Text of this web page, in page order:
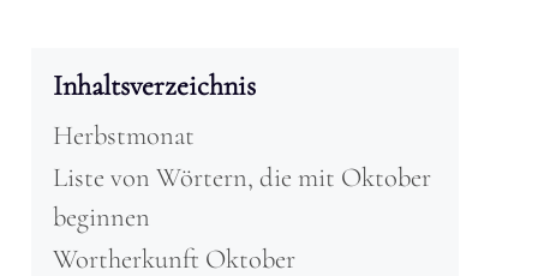
Inhaltsverzeichnis
Herbstmonat
Liste von Wörtern, die mit Oktober
beginnen
Wortherkunft Oktober